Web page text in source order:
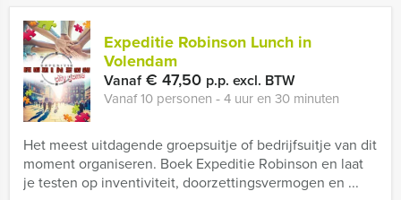
Expeditie Robinson Lunch in
Volendam
Vanaf€ 47,50 p.p. excl. BTW
Vanaf 10 personen ‐ 4 uur en 30 minuten
Het meest uitdagende groepsuitje of bedrijfsuitje van dit
moment organiseren. Boek Expeditie Robinson en laat
je testen op inventiviteit, doorzettingsvermogen en ...